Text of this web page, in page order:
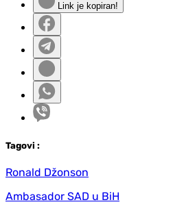
Link je kopiran!
Tagovi :
Ronald Džonson
Ambasador SAD u BiH